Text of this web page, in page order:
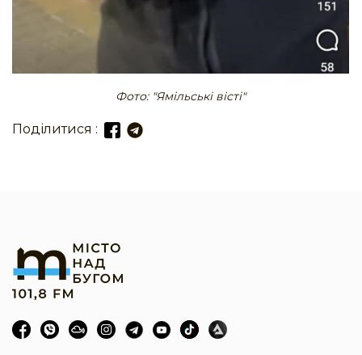
Фото: "Ямільські вісті"
Поділитися :